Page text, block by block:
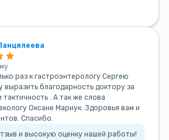
раз к гастроэнтерологу Сергею
выразить благодарность доктору за
. А так же слова
Оксане Мариук. Здоровья вам и
Спасибо.
и высокую оценку нашей работы!